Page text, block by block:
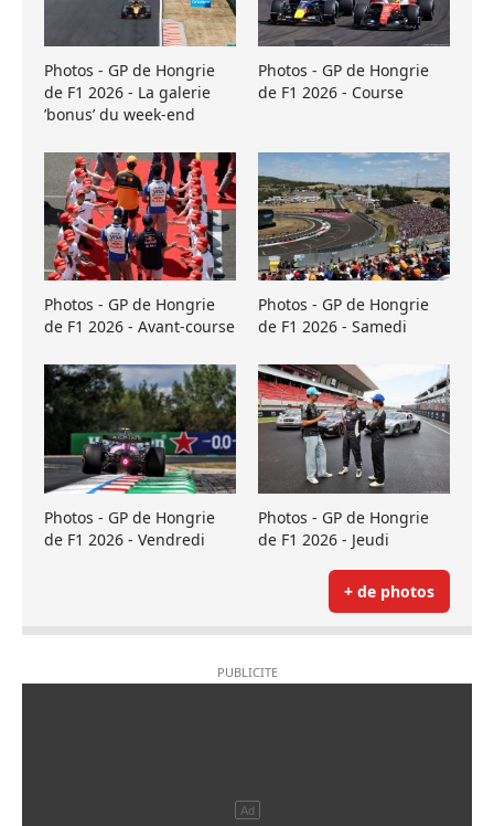
Photos - GP de Hongrie
de F1 2026 - La galerie
’bonus’ du week-end
Photos - GP de Hongrie
de F1 2026 - Course
Photos - GP de Hongrie
de F1 2026 - Avant-course
Photos - GP de Hongrie
de F1 2026 - Samedi
Photos - GP de Hongrie
de F1 2026 - Vendredi
Photos - GP de Hongrie
de F1 2026 - Jeudi
+ de photos